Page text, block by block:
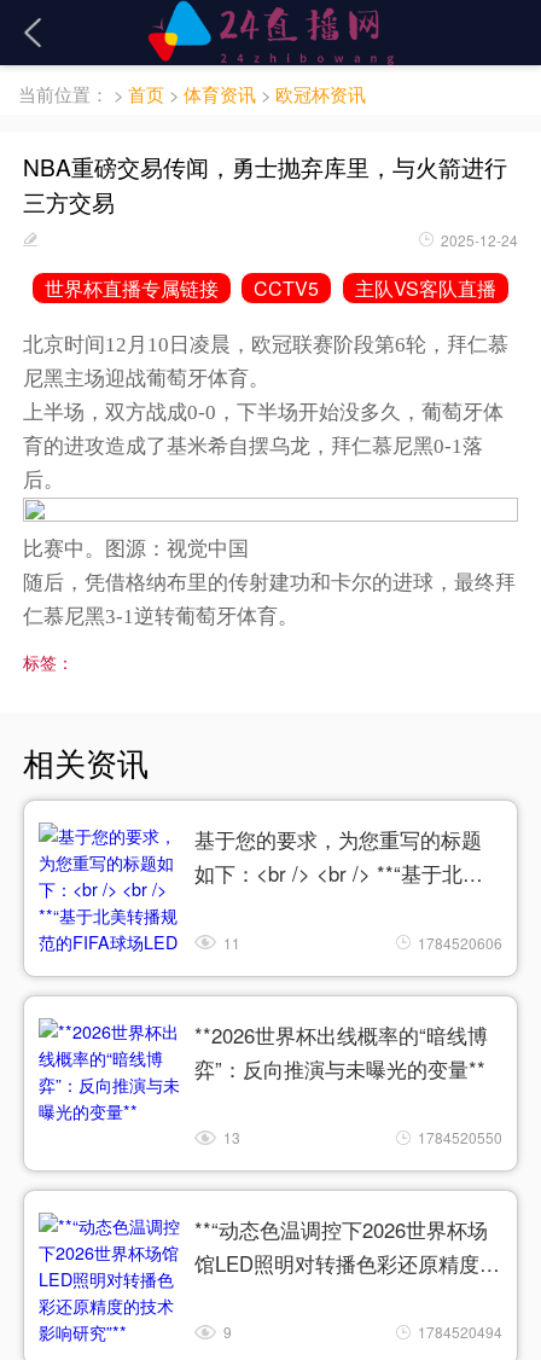
当前位置： > 首页 > 体育资讯 > 欧冠杯资讯
NBA重磅交易传闻，勇士抛弃库里，与火箭进行
三方交易
2025-12-24
世界杯直播专属链接 CCTV5 主队VS客队直播
北京时间12月10日凌晨，欧冠联赛阶段第6轮，拜仁慕
尼黑主场迎战葡萄牙体育。
上半场，双方战成0-0，下半场开始没多久，葡萄牙体
育的进攻造成了基米希自摆乌龙，拜仁慕尼黑0-1落
后。
比赛中。图源：视觉中国
随后，凭借格纳布里的传射建功和卡尔的进球，最终拜
仁慕尼黑3-1逆转葡萄牙体育。
标签：
相关资讯
基于您的要求，为您重写的标题
如下：<br /> <br /> **“基于北美
匹配与色彩精准同步系统”**
11 1784520606
**2026世界杯出线概率的“暗线博
弈”：反向推演与未曝光的变量**
13 1784520550
**“动态色温调控下2026世界杯场
馆LED照明对转播色彩还原精度的
9 1784520494